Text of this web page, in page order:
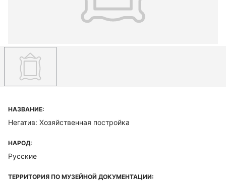
НАЗВАНИЕ:
Негатив: Хозяйственная постройка
НАРОД:
Русские
ТЕРРИТОРИЯ ПО МУЗЕЙНОЙ ДОКУМЕНТАЦИИ: